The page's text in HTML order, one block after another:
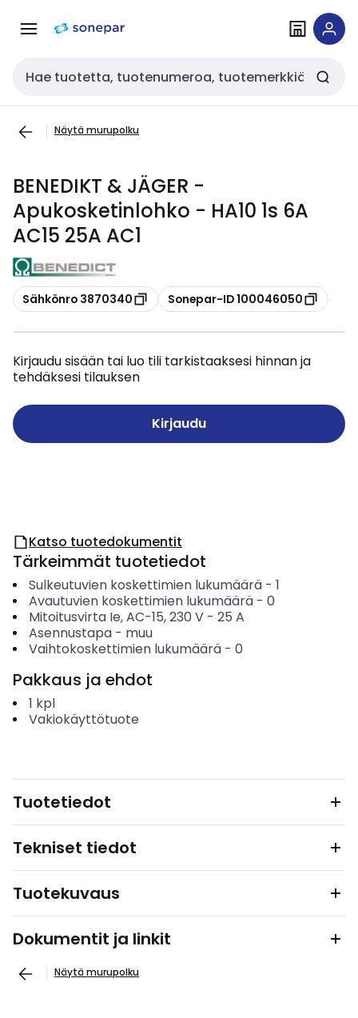
navigointiinsisältöön
Haku
Näytä murupolku
BENEDIKT & JÄGER -
Apukosketinlohko - HA10 1s 6A
AC15 25A AC1
Kopioi
Sähkönro 3870340 Kopioi
Sonepar-ID 100046050
Kirjaudu sisään tai luo tili tarkistaaksesi hinnan ja
tehdäksesi tilauksen
Kirjaudu
Katso tuotedokumentit
Tärkeimmät tuotetiedot
Sulkeutuvien koskettimien lukumäärä- 1
Avautuvien koskettimien lukumäärä- 0
Mitoitusvirta Ie, AC-15, 230 V- 25 A
Asennustapa- muu
Vaihtokoskettimien lukumäärä- 0
Pakkaus ja ehdot
1 kpl
Vakiokäyttötuote
Tuotetiedot
Tekniset tiedot
Tuotekuvaus
Dokumentit ja linkit
Näytä murupolku